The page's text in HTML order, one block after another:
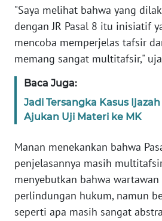
"Saya melihat bahwa yang
dengan JR Pasal 8 itu inisiatif
mencoba memperjelas tafsir
memang sangat multitafsir,"
Baca Juga:
Jadi Tersangka Kasus
Ajukan Uji Materi ke MK
Manan menekankan bahwa
penjelasannya masih
menyebutkan bahwa
perlindungan hukum, namun
seperti apa masih sangat
TENTANG
KAMI
MEDIA
REDAKSI
DISCLAIMER
Wahana
News